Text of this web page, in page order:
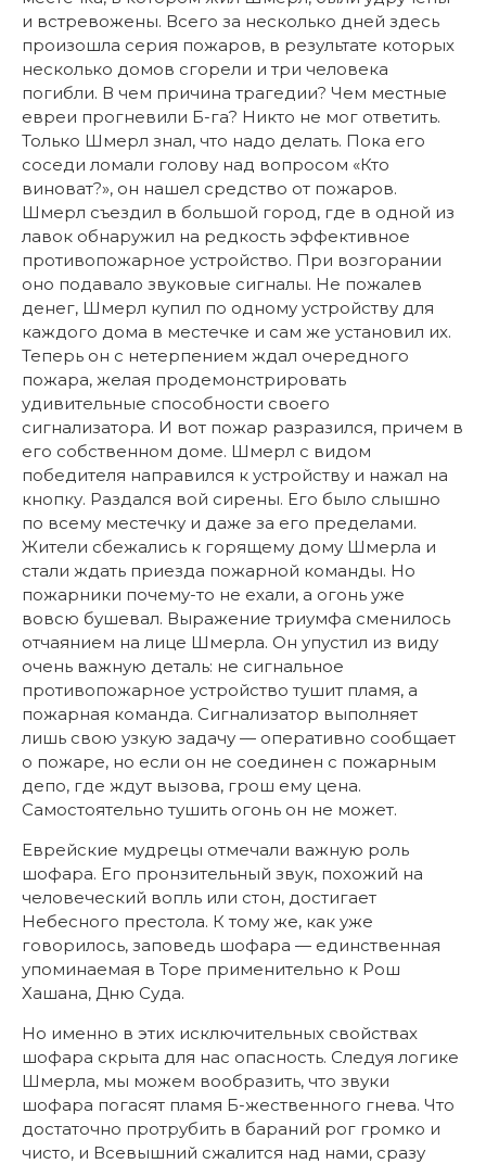
и встревожены. Всего за несколько дней здесь
произошла серия пожаров, в результате которых
несколько домов сгорели и три человека
погибли. В чем причина трагедии? Чем местные
евреи прогневили Б-га? Никто не мог ответить.
Только Шмерл знал, что надо делать. Пока его
соседи ломали голову над вопросом «Кто
виноват?», он нашел средство от пожаров.
Шмерл съездил в большой город, где в одной из
лавок обнаружил на редкость эффективное
противопожарное устройство. При возгорании
оно подавало звуковые сигналы. Не пожалев
денег, Шмерл купил по одному устройству для
каждого дома в местечке и сам же установил их.
Теперь он с нетерпением ждал очередного
пожара, желая продемонстрировать
удивительные способности своего
сигнализатора. И вот пожар разразился, причем в
его собственном доме. Шмерл с видом
победителя направился к устройству и нажал на
кнопку. Раздался вой сирены. Его было слышно
по всему местечку и даже за его пределами.
Жители сбежались к горящему дому Шмерла и
стали ждать приезда пожарной команды. Но
пожарники почему-то не ехали, а огонь уже
вовсю бушевал. Выражение триумфа сменилось
отчаянием на лице Шмерла. Он упустил из виду
очень важную деталь: не сигнальное
противопожарное устройство тушит пламя, а
пожарная команда. Сигнализатор выполняет
лишь свою узкую задачу — оперативно сообщает
о пожаре, но если он не соединен с пожарным
депо, где ждут вызова, грош ему цена.
Самостоятельно тушить огонь он не может.
Еврейские мудрецы отмечали важную роль
шофара. Его пронзительный звук, похожий на
человеческий вопль или стон, достигает
Небесного престола. К тому же, как уже
говорилось, заповедь шофара — единственная
упоминаемая в Торе применительно к Рош
Хашана, Дню Суда.
Но именно в этих исключительных свойствах
шофара скрыта для нас опасность. Следуя логике
Шмерла, мы можем вообразить, что звуки
шофара погасят пламя Б-жественного гнева. Что
достаточно протрубить в бараний рог громко и
чисто, и Всевышний сжалится над нами, сразу